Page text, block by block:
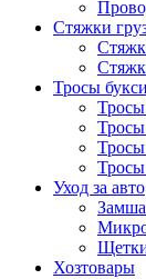
Стяжки
Тросы
Уход за авто
Хозтовары